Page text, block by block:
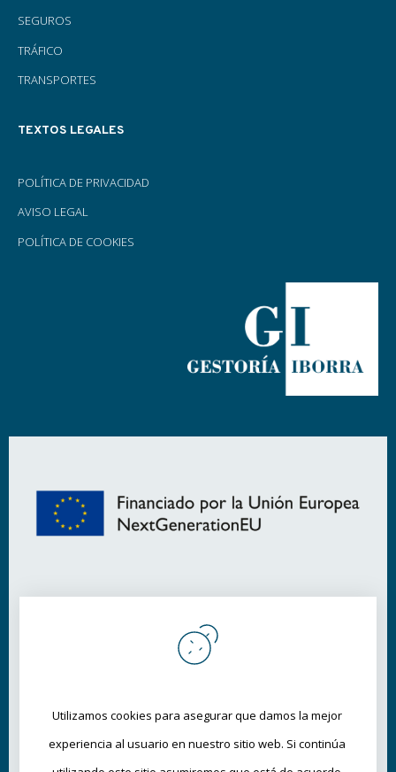
SEGUROS
TRÁFICO
TRANSPORTES
TEXTOS LEGALES
POLÍTICA DE PRIVACIDAD
AVISO LEGAL
POLÍTICA DE COOKIES
Utilizamos cookies para asegurar que damos la mejor
experiencia al usuario en nuestro sitio web. Si continúa